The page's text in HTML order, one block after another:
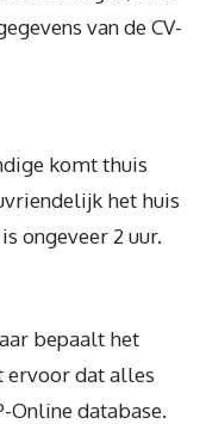
van de CV-
komt thuis
het huis
ongeveer 2 uur.
bepaalt het
ervoor dat alles
Online database.